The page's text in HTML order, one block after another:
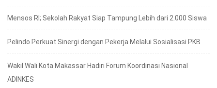
Mensos RI; Sekolah Rakyat Siap Tampung Lebih dari 2.000 Siswa
Pelindo Perkuat Sinergi dengan Pekerja Melalui Sosialisasi PKB
Wakil Wali Kota Makassar Hadiri Forum Koordinasi Nasional
ADINKES